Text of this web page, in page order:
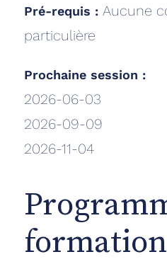
Pré-requis : Aucune
particulière
Prochaine session :
2026-06-03
2026-09-09
2026-11-04
formation